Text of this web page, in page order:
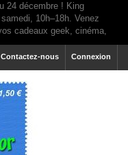
Connexion
Contactez-nous